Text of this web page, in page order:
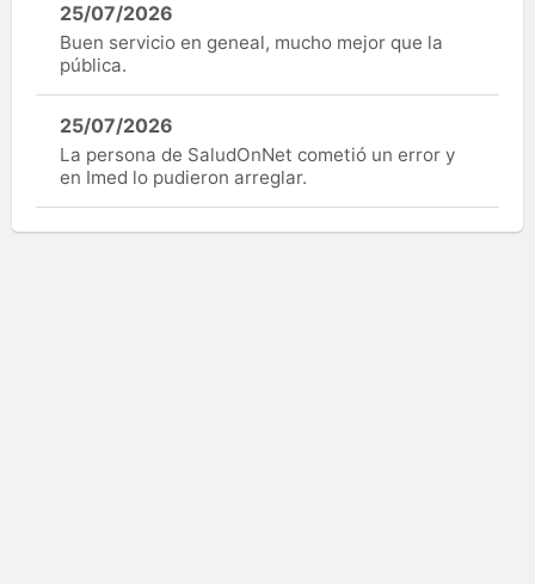
25/07/2026
Buen servicio en geneal, mucho mejor que la
pública.
25/07/2026
La persona de SaludOnNet cometió un error y
en Imed lo pudieron arreglar.